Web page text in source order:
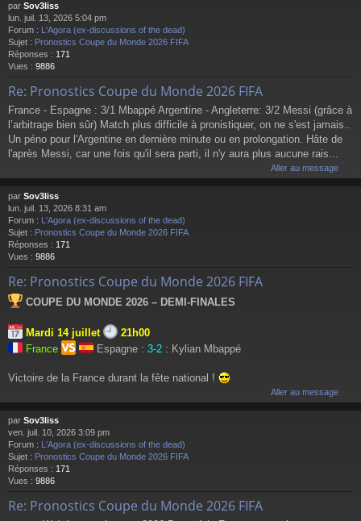
par Sov3liss
lun. juil. 13, 2026 5:04 pm
Forum : L'Agora (ex-discussions of the dead)
Sujet : Pronostics Coupe du Monde 2026 FIFA
Réponses : 171
Vues : 9886
Re: Pronostics Coupe du Monde 2026 FIFA
France - Espagne : 3/1 Mbappé Argentine - Angleterre: 3/2 Messi (grâce à
l’arbitrage bien sûr) Match plus difficile à pronistiquer, on ne s'est jamais..
Un péno pour l'Argentine en dernière minute ou en prolongation. Hâte de
l'après Messi, car une fois qu'il sera parti, il n'y aura plus aucune rais...
Aller au message
par Sov3liss
lun. juil. 13, 2026 8:31 am
Forum : L'Agora (ex-discussions of the dead)
Sujet : Pronostics Coupe du Monde 2026 FIFA
Réponses : 171
Vues : 9886
Re: Pronostics Coupe du Monde 2026 FIFA
COUPE DU MONDE 2026 – DEMI-FINALES
Mardi 14 juillet
21h00
France
Espagne : 3-2 : Kylian Mbappé
Victoire de la France durant la fête national !
Aller au message
par Sov3liss
ven. juil. 10, 2026 3:09 pm
Forum : L'Agora (ex-discussions of the dead)
Sujet : Pronostics Coupe du Monde 2026 FIFA
Réponses : 171
Vues : 9886
Re: Pronostics Coupe du Monde 2026 FIFA